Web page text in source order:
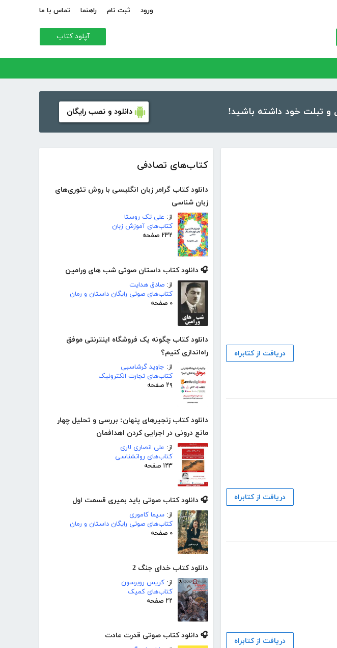
ورود ثبت نام راهنما تماس با ما
آپلود کتاب
دانلود و نصب رایگان
کتاب‌های تصادفی
دانلود کتاب گرامر زبان انگلیسی با روش تئوری‌های
زبان شناسی
از: علی تک روستا
کتاب‌های آموزش زبان
۲۳۲ صفحه
🎧 دانلود کتاب داستان صوتی شب های ورامین
از: صادق هدایت
کتاب‌های صوتی رایگان داستان و رمان
۰ صفحه
دانلود کتاب چگونه یک فروشگاه اینترنتی موفق
راه‌اندازی کنیم؟
از: جاوید گرشاسبی
کتاب‌های تجارت الکترونیک
۲۹ صفحه
دانلود کتاب زنجیرهای پنهان: بررسی و تحلیل چهار
مانع درونی در اجرایی کردن اهدافمان
از: علی انصاری لاری
کتاب‌های روانشناسی
۱۲۳ صفحه
🎧 دانلود کتاب صوتی باید بمیری قسمت اول
از: سیما کاموری
کتاب‌های صوتی رایگان داستان و رمان
۰ صفحه
دانلود کتاب خدای جنگ 2
از: کریس روبرسون
کتاب‌های کمیک
۲۲ صفحه
🎧 دانلود کتاب صوتی قدرت عادت
دریافت از کتابراه
دریافت از کتابراه
دریافت از کتابراه